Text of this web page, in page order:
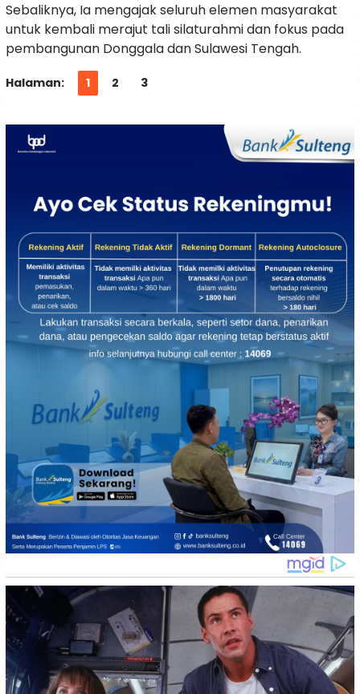
Sebaliknya, Ia mengajak seluruh elemen masyarakat
untuk kembali merajut tali silaturahmi dan fokus pada
pembangunan Donggala dan Sulawesi Tengah.
Halaman: 1 2 3